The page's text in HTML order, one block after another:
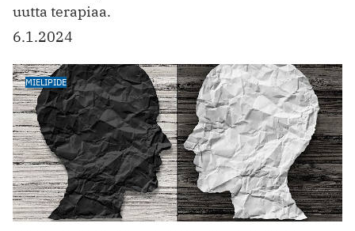
uutta terapiaa.
6.1.2024
MIELIPIDE